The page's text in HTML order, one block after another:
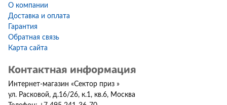
О компании
Доставка и оплата
Гарантия
Обратная связь
Карта сайта
Контактная информация
Интернет-магазин «Сектор приз »
ул. Расковой, д.16/26, к.1, кв.6, Москва